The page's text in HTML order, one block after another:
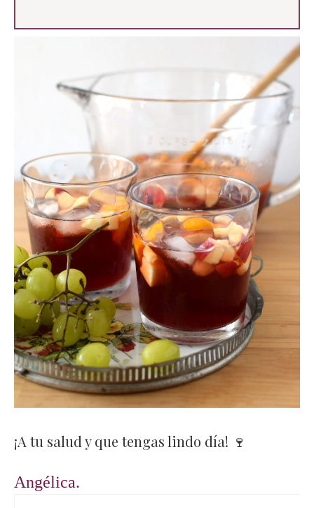
¡A tu salud y que tengas lindo día! 🍷
Angélica.